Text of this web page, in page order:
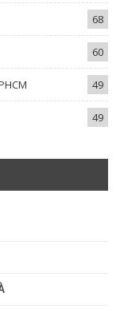
68
60
49
49